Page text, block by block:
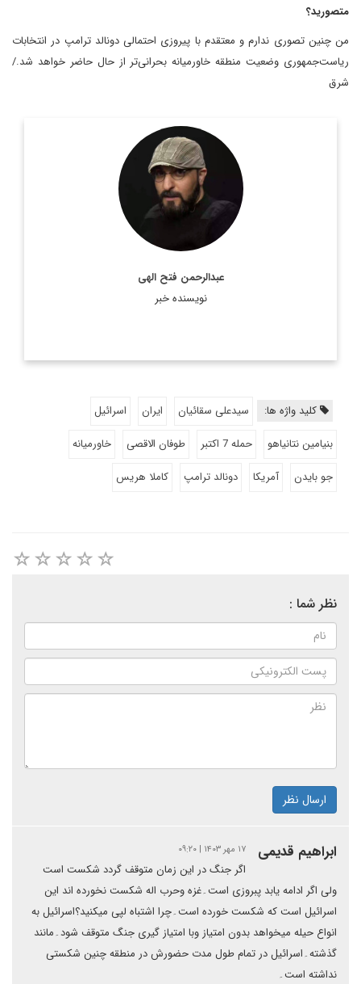
متصورید؟
من چنین تصوری ندارم و معتقدم با پیروزی احتمالی دونالد ترامپ در انتخابات
ریاست‌جمهوری وضعیت منطقه خاورمیانه بحرانی‌تر از حال حاضر خواهد شد./
شرق
عبدالرحمن فتح الهی
نویسنده خبر
روزنامه نگار و کارشناس ارشد روزنامه نگاری سیاسی و عضو
تحریریه دیپلماسی ایرانی.
اطلاعات بیشتر
کلید واژه ها: سیدعلی سقائیان ایران
اسرائیل
بنیامین نتانیاهو
حمله 7 اکتبر طوفان الاقصی
خاورمیانه
جو بایدن
آمریکا دونالد ترامپ کاملا هریس
نظر شما :
ارسال نظر
ابراهیم قدیمی ۱۷ مهر ۱۴۰۳ | ۰۹:۲۰
اگر جنگ در این زمان متوقف گردد شکست است
ولی اگر ادامه یابد پبروزی است۔غزه وحرب اله شکست نخورده اند این
اسرائیل است که شکست خورده است۔چرا اشتباه لپی میکنید؟اسرائیل به
انواع حیله میخواهد بدون امتیاز وبا امتیاز گیری جنگ متوقف شود۔مانند
گذشته۔اسرائیل در تمام طول مدت حضورش در منطقه چنین شکستی
نداشته است۔